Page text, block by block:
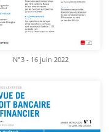
N°3 - 16 juin 2022